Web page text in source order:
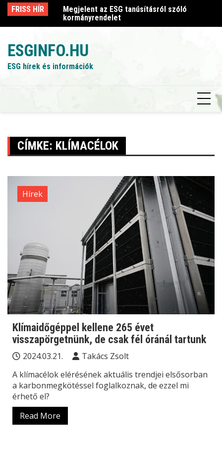
Skip
content
FRISS HÍR
szóló
Megjelent az ESG tanúsításról szóló
kormányrendelet
ESGINFO.HU
ESG hírek és információk
CÍMKE: KLÍMACÉLOK
Hírek
Klímaidőgéppel kellene 265 évet
visszapörgetnünk, de csak fél óránál tartunk
2024.03.21.
Takács Zsolt
A klímacélok elérésének aktuális trendjei elsősorban
a karbonmegkötéssel foglalkoznak, de ezzel mi
érhető el?
Read More